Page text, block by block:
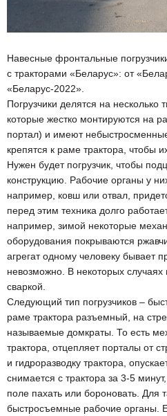
Навесные фронтальные
с тракторами «Беларус»: от
«Беларус-2022».
Погрузчики делятся на несколько
которые жестко монтируются на
портал) и имеют
крепятся к раме трактора, чтобы
Нужен будет погрузчик, чтобы
конструкцию. Рабочие органы у
например, ковш или отвал,
перед этим техника долго
например, зимой некоторые
оборудования покрываются
агрегат одному человеку бывает
невозможно. В некоторых случаях
сваркой.
Следующий тип погрузчиков –
раме трактора разъемный, на
называемые домкраты. То есть
трактора, отцепляет порталы от
и гидроразводку трактора,
снимается с трактора за 3-5
поле пахать или бороновать. Для
быстросъемные рабочие органы.